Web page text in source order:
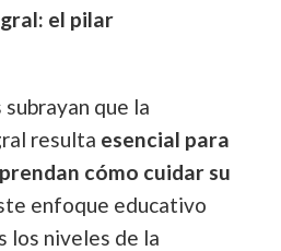
el pilar
que la
resulta esencial para
cómo cuidar su
enfoque educativo
los niveles de la